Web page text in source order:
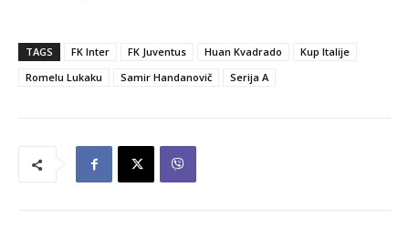
TAGS FK Inter FK Juventus Huan Kvadrado
Kup Italije
Romelu Lukaku
Samir Handanovič Serija A